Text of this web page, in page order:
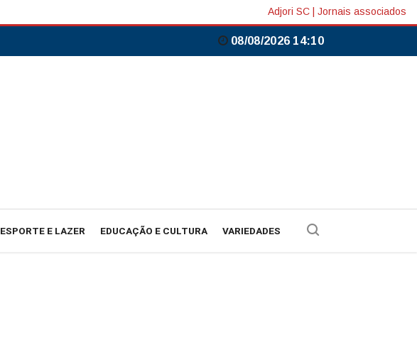
Adjori SC Jornais associados
08/08/2026 14:10
ESPORTE E LAZER EDUCAÇÃO E CULTURA VARIEDADES